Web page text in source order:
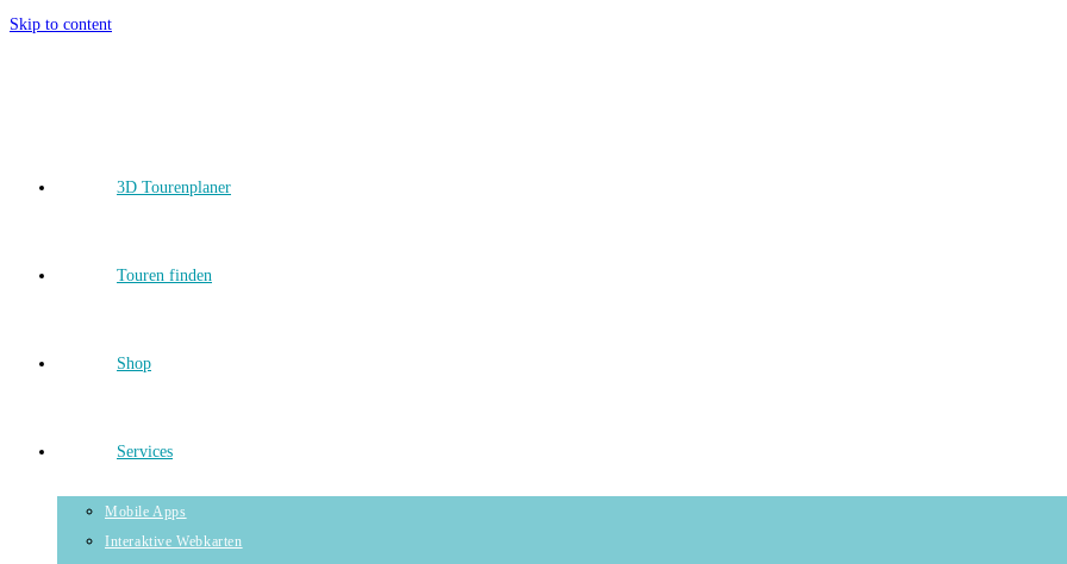
Skip to content
3D Tourenplaner
Touren finden
Shop
Services
Mobile Apps
Interaktive Webkarten